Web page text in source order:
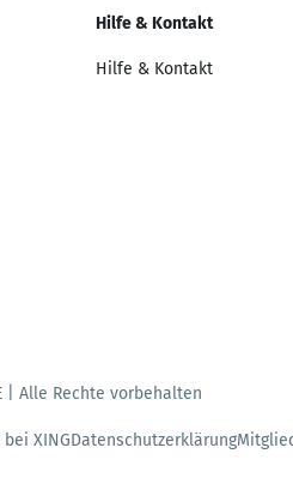
Hilfe & Kontakt
Hilfe & Kontakt
| Alle Rechte vorbehalten
XINGDatenschutzerklärung